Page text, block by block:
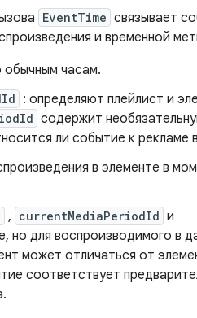
EventTime связывает
и временной
обычным часам.
: определяют плейлист и
содержит
ли событие к рекламе
в элементе в
, currentMediaPeriodId и
но для воспроизводимого в
может отличаться от
соответствует